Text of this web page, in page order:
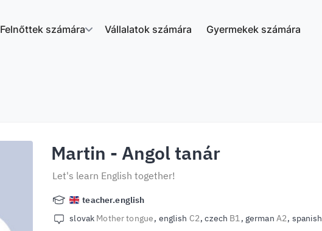
Felnőttek számára Vállalatok számára Gyermekek számára
Martin - Angol tanár
Let's learn English together!
teacher.english
slovak Mother tongue english C2 czech B1 german A2 spanish